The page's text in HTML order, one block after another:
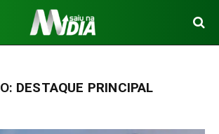
DESTAQUE PRINCIPAL